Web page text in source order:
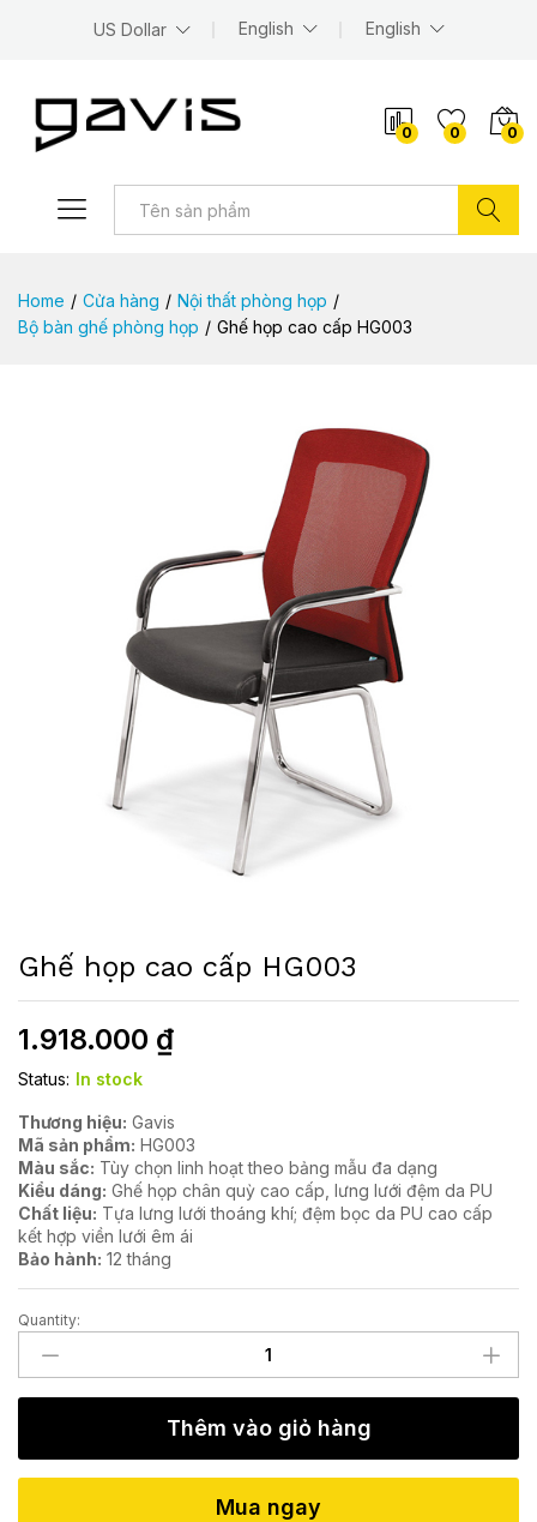
US Dollar English English
0 0 0
Home / Cửa hàng / Nội thất phòng họp /
Bộ bàn ghế phòng họp / Ghế họp cao cấp HG003
Ghế họp cao cấp HG003
1.918.000 ₫
Status: In stock
Thương hiệu: Gavis
Mã sản phẩm: HG003
Màu sắc: Tùy chọn linh hoạt theo bảng mẫu đa dạng
Kiểu dáng: Ghế họp chân quỳ cao cấp, lưng lưới đệm da PU
Chất liệu: Tựa lưng lưới thoáng khí; đệm bọc da PU cao cấp
kết hợp viền lưới êm ái
Bảo hành: 12 tháng
Ghế
họp
cao
cấp
quantity
Quantity:
Thêm vào giỏ hàng
Mua ngay